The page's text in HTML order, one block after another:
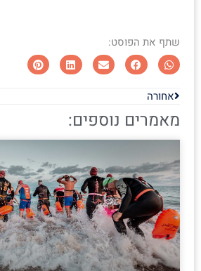
שתף את הפוסט:
אחורה
מאמרים נוספים: